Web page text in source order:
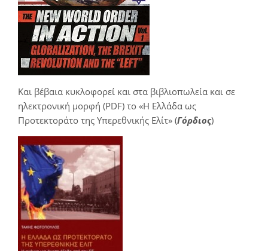
Και βέβαια κυκλοφορεί και στα βιβλιοπωλεία και σε
ηλεκτρονική μορφή (PDF) το «Η Ελλάδα ως
Προτεκτοράτο της Υπερεθνικής Ελίτ» (Γόρδιος)